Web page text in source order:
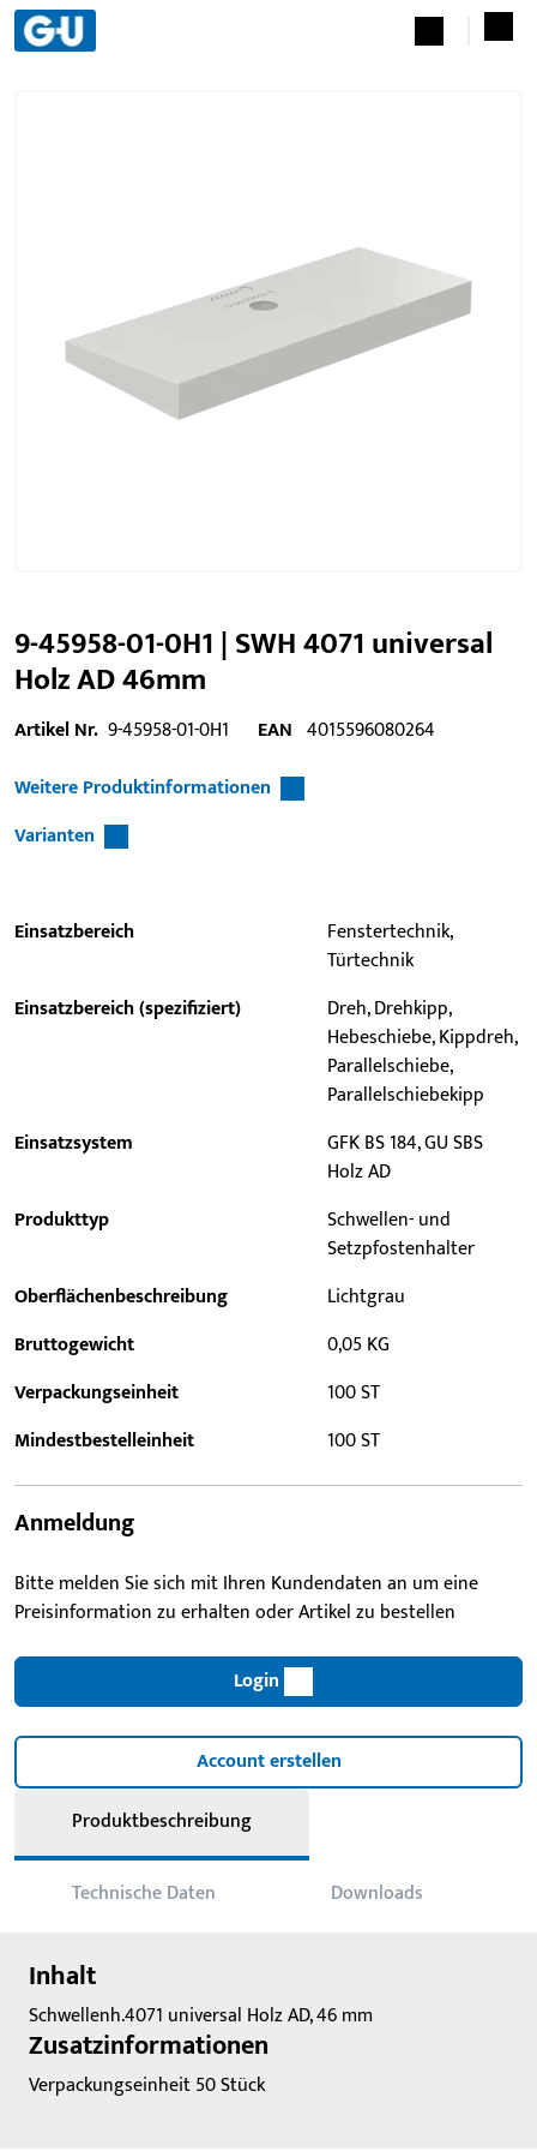
9-45958-01-0H1 | SWH 4071 universal
Holz AD 46mm
Artikel Nr. 9-45958-01-0H1 EAN 4015596080264
Weitere Produktinformationen
Varianten
Einsatzbereich
Fenstertechnik,
Türtechnik
Einsatzbereich (spezifiziert)
Dreh, Drehkipp,
Hebeschiebe, Kippdreh,
Parallelschiebe,
Parallelschiebekipp
Einsatzsystem
GFK BS 184, GU SBS
Holz AD
Produkttyp
Schwellen- und
Setzpfostenhalter
Oberflächenbeschreibung
Lichtgrau
Bruttogewicht
0,05 KG
Verpackungseinheit
100 ST
Mindestbestelleinheit
100 ST
Anmeldung
Bitte melden Sie sich mit Ihren Kundendaten an um eine
Preisinformation zu erhalten oder Artikel zu bestellen
Login
Account erstellen
Produktbeschreibung
Technische Daten Downloads
Inhalt
Schwellenh.4071 universal Holz AD, 46 mm
Zusatzinformationen
Verpackungseinheit 50 Stück